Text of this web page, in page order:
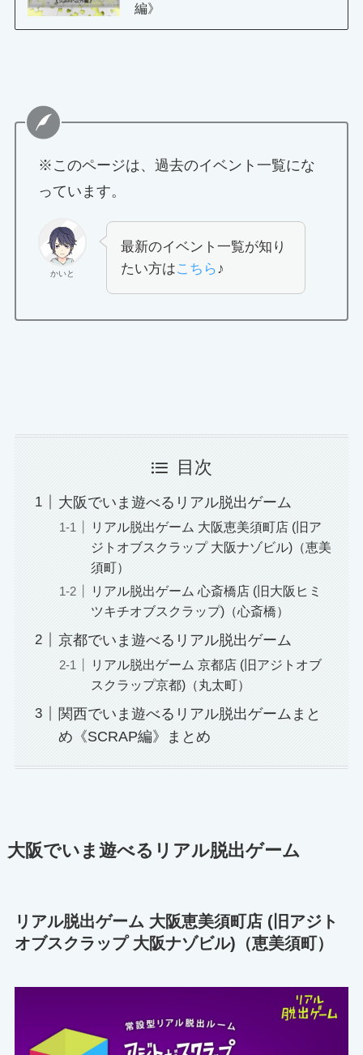
編》
※このページは、過去のイベント一覧にな
っています。
かいと
最新のイベント一覧が知り
たい方はこちら♪
目次
大阪でいま遊べるリアル脱出ゲーム
リアル脱出ゲーム 大阪恵美須町店 (旧ア
ジトオブスクラップ 大阪ナゾビル)（恵美
須町）
リアル脱出ゲーム 心斎橋店 (旧大阪ヒミ
ツキチオブスクラップ)（心斎橋）
京都でいま遊べるリアル脱出ゲーム
リアル脱出ゲーム 京都店 (旧アジトオブ
スクラップ京都)（丸太町）
関西でいま遊べるリアル脱出ゲームまと
め《SCRAP編》まとめ
大阪でいま遊べるリアル脱出ゲーム
リアル脱出ゲーム 大阪恵美須町店 (旧アジト
オブスクラップ 大阪ナゾビル)（恵美須町）